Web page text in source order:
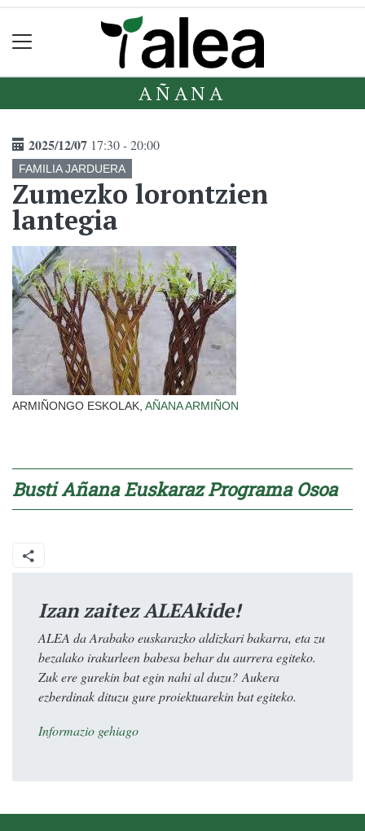
AÑANA
2025/12/07 17:30 - 20:00
FAMILIA JARDUERA
Zumezko lorontzien
lantegia
ARMIÑONGO ESKOLAK, AÑANAARMIÑON
Busti Añana Euskaraz Programa Osoa
Izan zaitez ALEAkide!
ALEA da Arabako euskarazko aldizkari bakarra, eta zu
bezalako irakurleen babesa behar du aurrera egiteko.
Zuk ere gurekin bat egin nahi al duzu? Aukera
ezberdinak dituzu gure proiektuarekin bat egiteko.
Informazio gehiago